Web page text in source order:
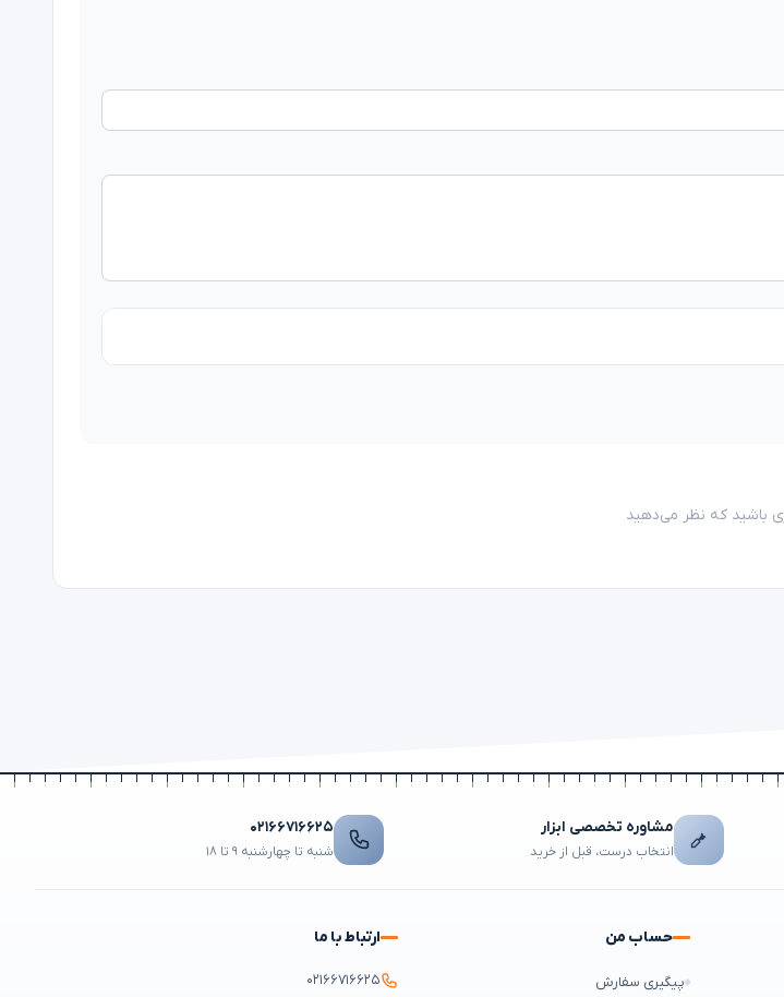
باشید که نظر می‌دهید
مشاوره تخصصی ابزار
انتخاب درست، قبل از خرید
۰۲۱۶۶۷۱۶۶۲۵
شنبه تا چهارشنبه ۹ تا ۱۸
حساب من
پیگیری سفارش
ارتباط با ما
۰۲۱۶۶۷۱۶۶۲۵